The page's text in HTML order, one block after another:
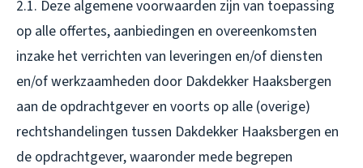
2.1. Deze algemene voorwaarden zijn van toepassing
op alle offertes, aanbiedingen en overeenkomsten
inzake het verrichten van leveringen en/of diensten
en/of werkzaamheden door Dakdekker Haaksbergen
aan de opdrachtgever en voorts op alle (overige)
rechtshandelingen tussen Dakdekker Haaksbergen en
de opdrachtgever, waaronder mede begrepen